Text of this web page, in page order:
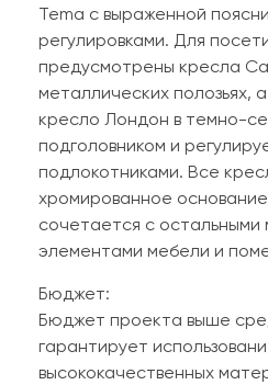
Tema с выраженной
регулировками. Для
предусмотрены кресла
металлических полозьях,
кресло Лондон в темно-
подголовником и
подлокотниками. Все
хромированное
сочетается с остальными
элементами мебели и
Бюджет:
Бюджет проекта выше
гарантирует
высококачественных